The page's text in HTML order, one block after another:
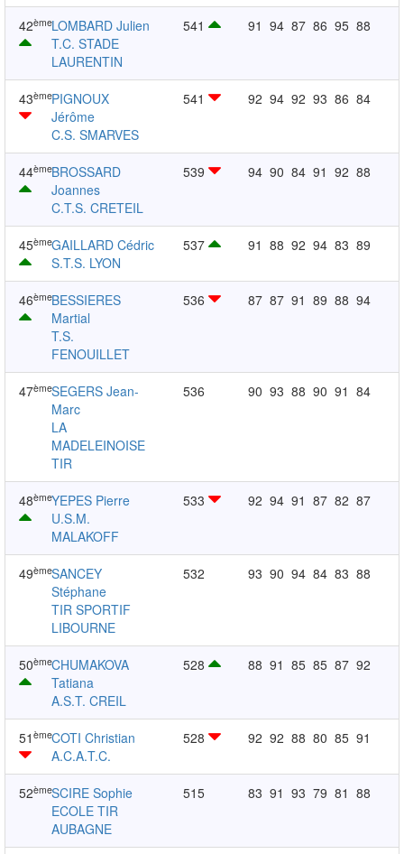
42èmeLOMBARD Julien
T.C. STADE
LAURENTIN
541 91 94 87 86 95 88
43èmePIGNOUX
Jérôme
C.S. SMARVES
541 92 94 92 93 86 84
44èmeBROSSARD
Joannes
C.T.S. CRETEIL
539 94 90 84 91 92 88
45èmeGAILLARD Cédric
S.T.S. LYON
537 91 88 92 94 83 89
46èmeBESSIERES
Martial
T.S.
FENOUILLET
536 87 87 91 89 88 94
47èmeSEGERS Jean-
Marc
LA
MADELEINOISE
TIR
536 90 93 88 90 91 84
48èmeYEPES Pierre
U.S.M.
MALAKOFF
533 92 94 91 87 82 87
49èmeSANCEY
Stéphane
TIR SPORTIF
LIBOURNE
532 93 90 94 84 83 88
50èmeCHUMAKOVA
Tatiana
A.S.T. CREIL
528 88 91 85 85 87 92
51 èmeCOTI Christian
A.C.A.T.C.
528 92 92 88 80 85 91
52èmeSCIRE Sophie
ECOLE TIR
AUBAGNE
515 83 91 93 79 81 88